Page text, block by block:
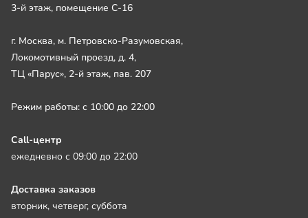
3-й этаж, помещение С-16
г. Москва, м. Петровско-Разумовская,
Локомотивный проезд, д. 4,
ТЦ «Парус», 2-й этаж, пав. 207
Режим работы: с 10:00 до 22:00
Call-центр
ежедневно с 09:00 до 22:00
Доставка заказов
вторник, четверг, суббота